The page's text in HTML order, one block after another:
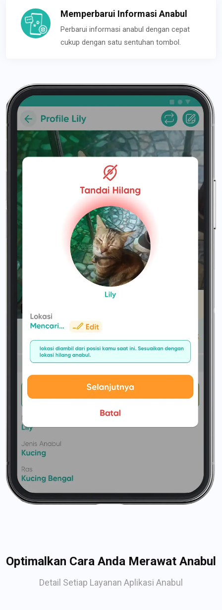
Memperbarui Informasi Anabul
Perbarui informasi anabul dengan cepat
cukup dengan satu sentuhan tombol.
Optimalkan Cara Anda Merawat Anabul
Detail Setiap Layanan Aplikasi Anabul